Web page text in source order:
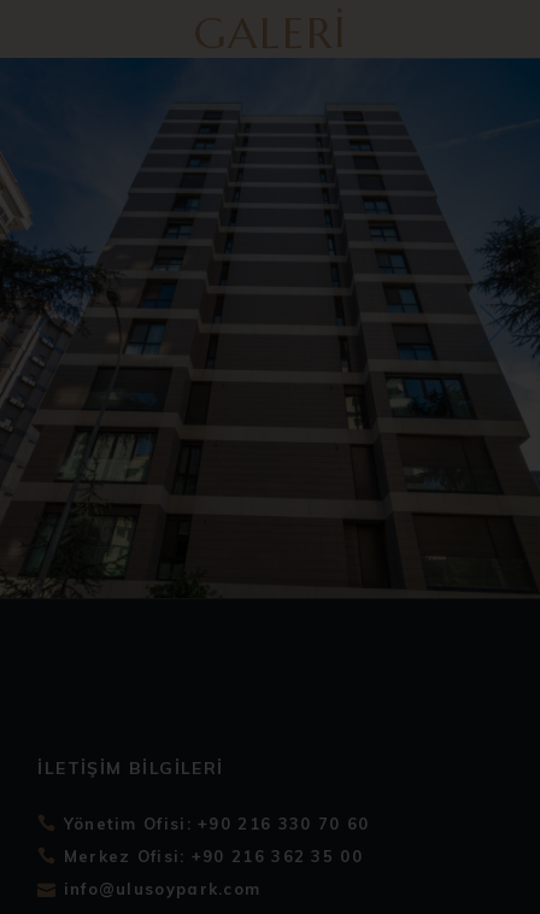
GALERI
İLETIŞIM BILGILERI
Yönetim Ofisi: +90 216 330 70 60
Merkez Ofisi: +90 216 362 35 00
info@ulusoypark.com